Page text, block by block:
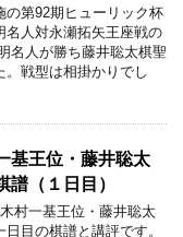
の第92期ヒューリック杯
名人対永瀬拓矢王座戦の
名人が勝ち藤井聡太棋聖
戦型は相掛かりでし
基王位・藤井聡太
（１日目）
村一基王位・藤井聡太
目の棋譜と講評です。